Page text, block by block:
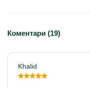
Коментари (19)
Khalid